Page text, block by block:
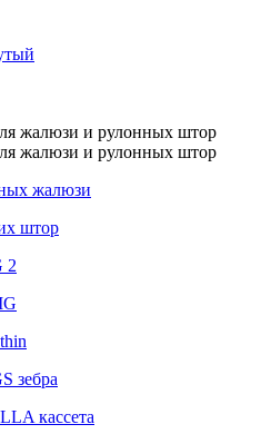
жалюзи и рулонных штор
жалюзи и рулонных штор
жалюзи
штор
2
зебра
кассета